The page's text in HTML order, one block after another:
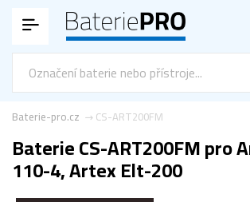
CS-ART200FM
Baterie-pro.cz
Baterie CS-ART200FM pro
110-4, Artex Elt-200